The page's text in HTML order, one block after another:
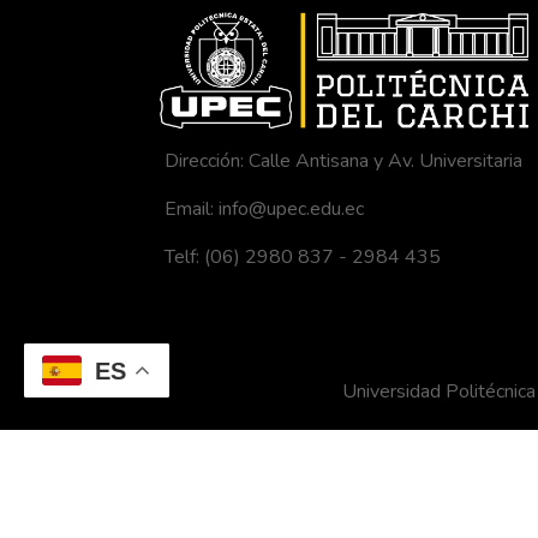
ES
Dirección: Calle Antisana y Av. Universitaria
Email: info@upec.edu.ec
Telf: (06) 2980 837 - 2984 435
Universidad